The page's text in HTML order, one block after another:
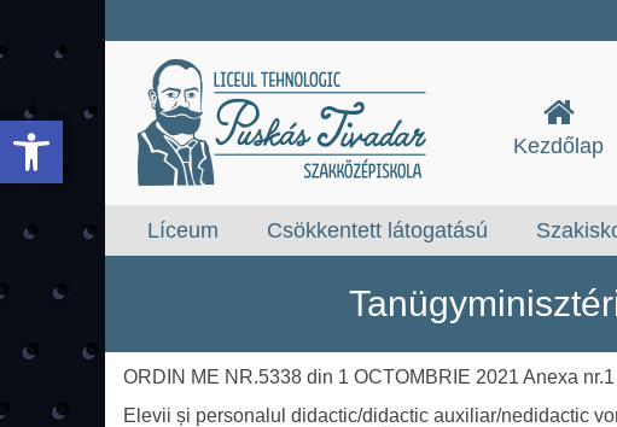
Eszköztár megnyitása Kezdőlap
Líceum Csökkentett látogatású
ORDIN ME NR.5338 din 1 OCTOMBRIE 2021 Anexa
Elevii și personalul didactic/didactic auxiliar/nedidactic